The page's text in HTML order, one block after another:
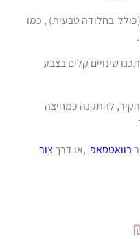
בחלודה טבעית) , כמו
שינויים קלים בצבע
להתקנה כמחיצה
בוואטסאפ ,או דרךצור